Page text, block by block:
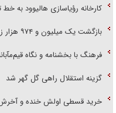
کارخانه رؤیاسازی هالیوود به
بازگشت یک میلیون و ۹۷۴ هزار زائر اربعین به کشور
فرهنگ با بخشنامه و نگاه
گزینه استقلال راهی گل گهر شد
خرید قسطی اولش خنده و